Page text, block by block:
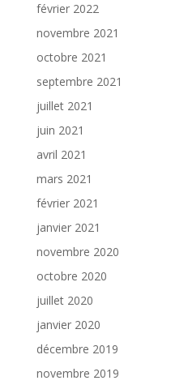
février 2022
novembre 2021
octobre 2021
septembre 2021
juillet 2021
juin 2021
avril 2021
mars 2021
février 2021
janvier 2021
novembre 2020
octobre 2020
juillet 2020
janvier 2020
décembre 2019
novembre 2019